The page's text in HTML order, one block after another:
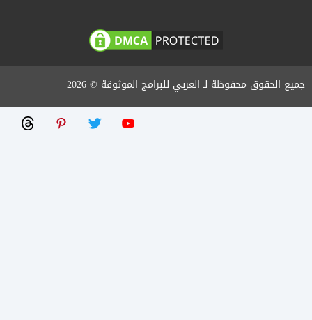
جميع الحقوق محفوظة لـ العربي للبرامج الموثوقة © 2026